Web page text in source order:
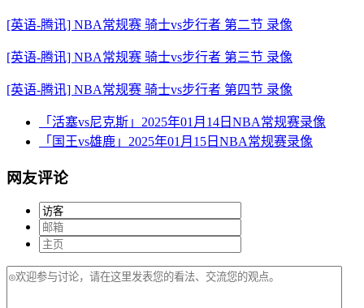
[英语-腾讯] NBA常规赛 骑士vs步行者 第二节 录像
[英语-腾讯] NBA常规赛 骑士vs步行者 第三节 录像
[英语-腾讯] NBA常规赛 骑士vs步行者 第四节 录像
「活塞vs尼克斯」2025年01月14日NBA常规赛录像
「国王vs雄鹿」2025年01月15日NBA常规赛录像
网友评论